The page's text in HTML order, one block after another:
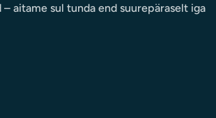
aitame sul tunda end suurepäraselt iga